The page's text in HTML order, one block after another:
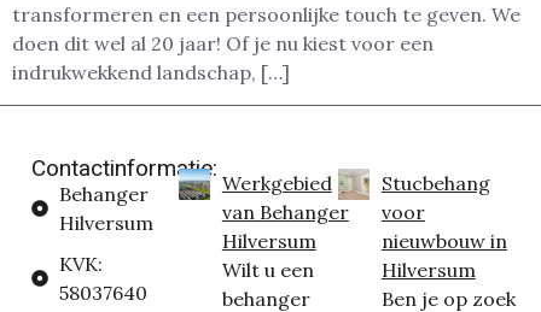
transformeren en een persoonlijke touch te geven. We
doen dit wel al 20 jaar! Of je nu kiest voor een
indrukwekkend landschap, […]
Contactinformatie:
Behanger
Hilversum
KVK:
58037640
Werkgebied
van Behanger
Hilversum
Wilt u een
behanger
Stucbehang
voor
nieuwbouw in
Hilversum
Ben je op zoek